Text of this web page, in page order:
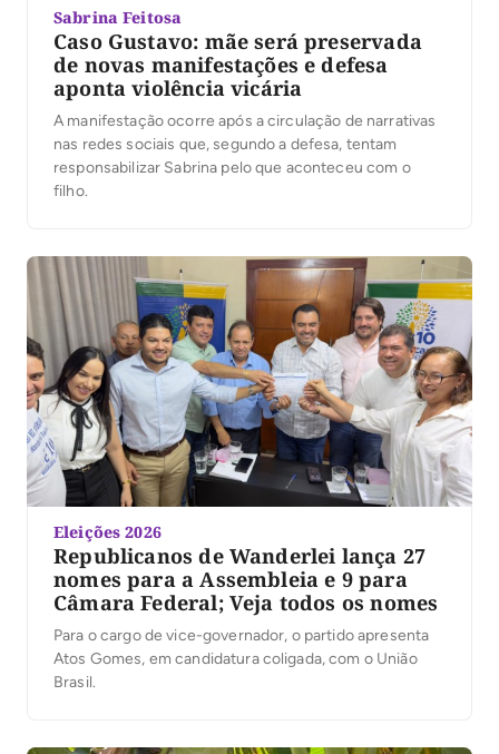
Sabrina Feitosa
Caso Gustavo: mãe será preservada
de novas manifestações e defesa
aponta violência vicária
A manifestação ocorre após a circulação de narrativas
nas redes sociais que, segundo a defesa, tentam
responsabilizar Sabrina pelo que aconteceu com o
filho.
Eleições 2026
Republicanos de Wanderlei lança 27
nomes para a Assembleia e 9 para
Câmara Federal; Veja todos os nomes
Para o cargo de vice-governador, o partido apresenta
Atos Gomes, em candidatura coligada, com o União
Brasil.